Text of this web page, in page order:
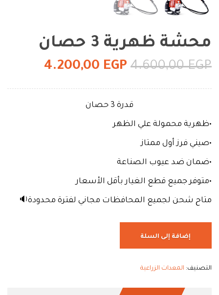
محشة ظهرية 3 حصان
4.600,00EGP
4.200,00 EGP
قدرة 3 حصان
•ظهرية محمولة علي الظهر
•صيني فرز أول ممتاز
•ضمان ضد عيوب الصناعة
•متوفر جميع قطع الغيار بأقل الأسعار
متاح شحن لجميع المحافظات مجاني لفترة محدودة🔉
إضافة إلى السلة
التصنيف: المعدات الزراعية